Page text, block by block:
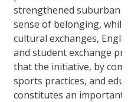
strengthened suburban
sense of belonging,
cultural exchanges,
and student exchange
that the initiative, by
sports practices, and
constitutes an important